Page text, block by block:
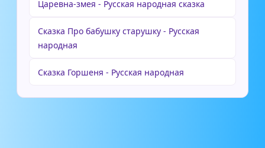
Царевна-змея - Русская народная сказка
Сказка Про бабушку старушку - Русская
народная
Сказка Горшеня - Русская народная